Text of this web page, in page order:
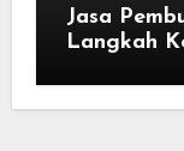
Jasa
Langkah